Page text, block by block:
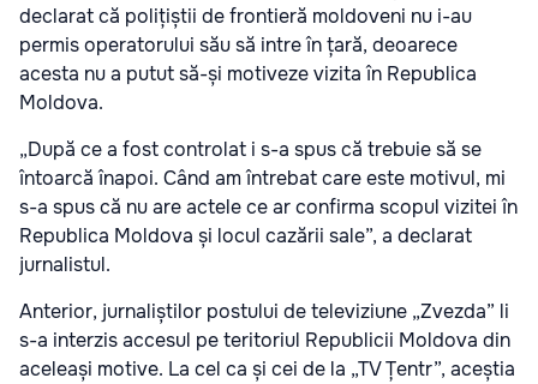
declarat că polițiștii de frontieră moldoveni nu i-au
permis operatorului său să intre în țară, deoarece
acesta nu a putut să-și motiveze vizita în Republica
Moldova.
„După ce a fost controlat i s-a spus că trebuie să se
întoarcă înapoi. Când am întrebat care este motivul, mi
s-a spus că nu are actele ce ar confirma scopul vizitei în
Republica Moldova și locul cazării sale”, a declarat
jurnalistul.
Anterior, jurnaliștilor postului de televiziune „Zvezda” li
s-a interzis accesul pe teritoriul Republicii Moldova din
aceleași motive. La cel ca și cei de la „TV Țentr”, aceștia